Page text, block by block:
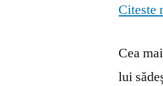
Citeste
Cea
lui